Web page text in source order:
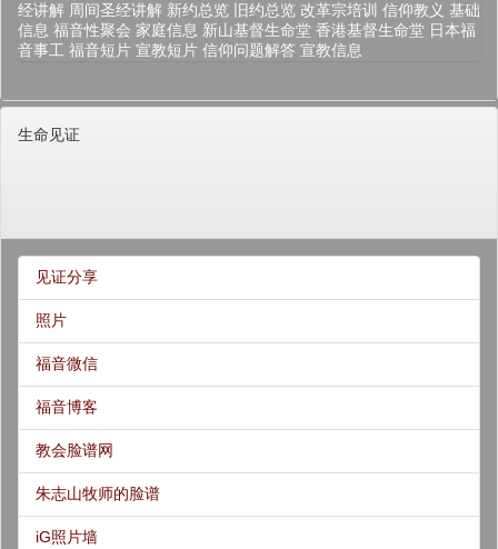
经讲解 周间圣经讲解 新约总览 旧约总览 改革宗培训 信仰教义 基础
信息 福音性聚会 家庭信息 新山基督生命堂 香港基督生命堂 日本福
音事工 福音短片 宣教短片 信仰问题解答 宣教信息
生命见证
见证分享
照片
福音微信
福音博客
教会脸谱网
朱志山牧师的脸谱
iG照片墙